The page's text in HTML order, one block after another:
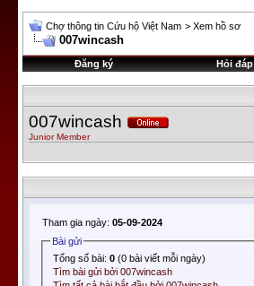
Chợ thông tin Cứu hộ Việt Nam > Xem hồ sơ
007wincash
Đăng ký Hỏi đáp
007wincash
Junior Member
Tham gia ngày: 05-09-2024
Bài gửi
Tổng số bài:0 (0 bài viết mỗi ngày)
Tìm bài gửi bởi 007wincash